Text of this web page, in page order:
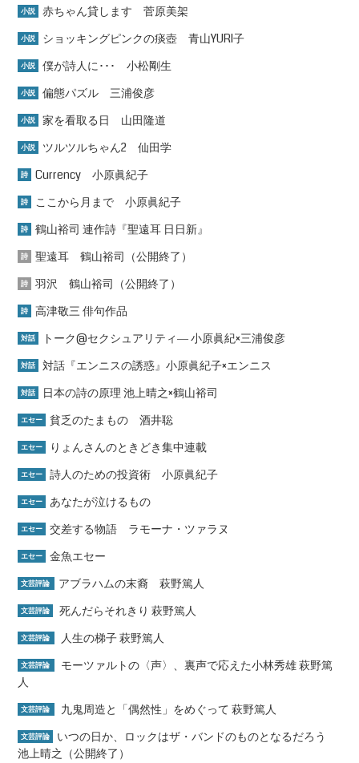
小説 赤ちゃん貸します 菅原美架
小説 ショッキングピンクの痰壺 青山YURI子
小説 僕が詩人に･･･ 小松剛生
小説 偏態パズル 三浦俊彦
小説 家を看取る日 山田隆道
小説 ツルツルちゃん2 仙田学
詩 Currency 小原眞紀子
詩 ここから月まで 小原眞紀子
詩 鶴山裕司 連作詩『聖遠耳 日日新』
詩 聖遠耳 鶴山裕司（公開終了）
詩 羽沢 鶴山裕司（公開終了）
詩 高津敬三 俳句作品
対話 トーク@セクシュアリティ― 小原眞紀×三浦俊彦
対話 対話『エンニスの誘惑』小原眞紀子×エンニス
対話 日本の詩の原理 池上晴之×鶴山裕司
エセー 貧乏のたまもの 酒井聡
エセー りょんさんのときどき集中連載
エセー 詩人のための投資術 小原眞紀子
エセー あなたが泣けるもの
エセー 交差する物語 ラモーナ・ツァラヌ
エセー 金魚エセー
文芸評論 アブラハムの末裔 萩野篤人
文芸評論 死んだらそれきり 萩野篤人
文芸評論 人生の梯子 萩野篤人
文芸評論
モーツァルトの〈声〉、裏声で応えた小林秀雄 萩野篤
人
文芸評論 九鬼周造と「偶然性」をめぐって 萩野篤人
文芸評論
いつの日か、ロックはザ・バンドのものとなるだろう
池上晴之（公開終了）